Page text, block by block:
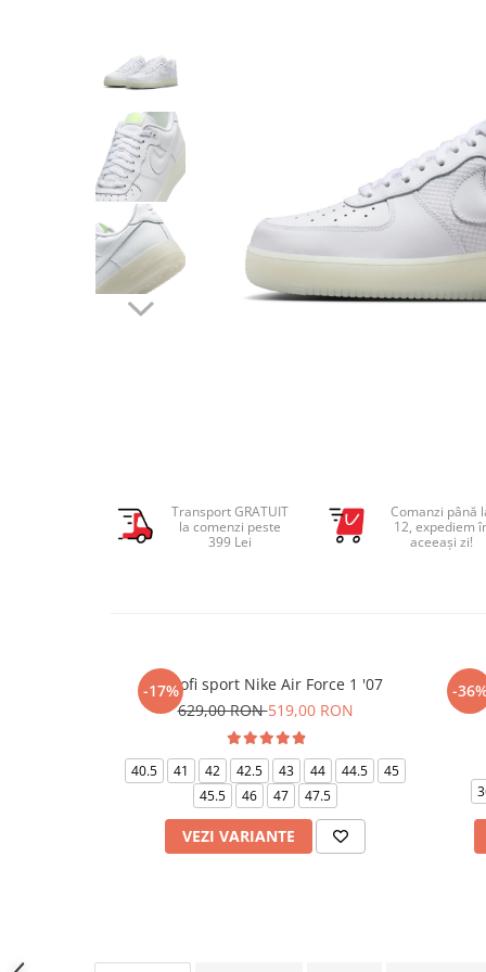
Pantaloni scurti Copii
Ingrijire incaltaminte
Transport GRATUIT
la comenzi peste
399 Lei
Comanzi până
12, expediem
aceeași zi!
-17%
Pantofi sport Nike Air Force 1 '07
629,00 RON519,00 RON
40.5 41 42 42.5 43 44 44.5
45
45.5
46 47 47.5
VEZI VARIANTE
-